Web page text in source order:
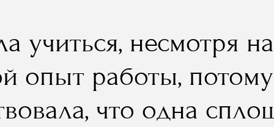
именно в этом
это дело и будет
учиться, несмотря
опыт работы,
что одна